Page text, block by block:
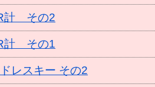
計 その2
計 その1
レスキー その2